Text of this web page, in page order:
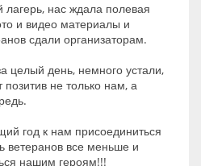
лагерь, нас ждала полевая
и видео материалы и
сдали организаторам.
целый день, немного устали,
не только нам, а
год к нам присоединиться
ветеранов все меньше и
нашим героям!!!